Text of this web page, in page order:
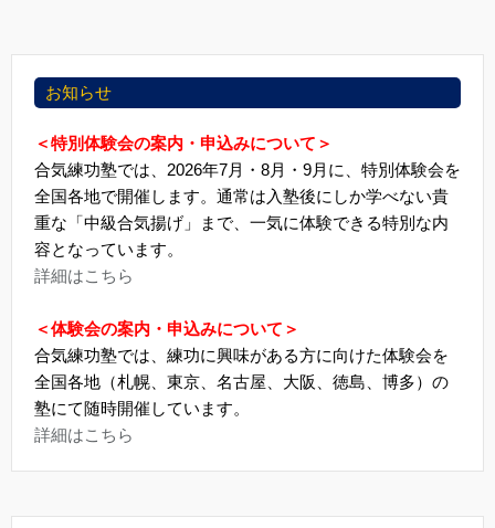
お知らせ
＜特別体験会の案内・申込みについて＞
合気練功塾では、2026年7月・8月・9月に、特別体験会を
全国各地で開催します。通常は入塾後にしか学べない貴
重な「中級合気揚げ」まで、一気に体験できる特別な内
容となっています。
詳細はこちら
＜体験会の案内・申込みについて＞
合気練功塾では、練功に興味がある方に向けた体験会を
全国各地（札幌、東京、名古屋、大阪、徳島、博多）の
塾にて随時開催しています。
詳細はこちら